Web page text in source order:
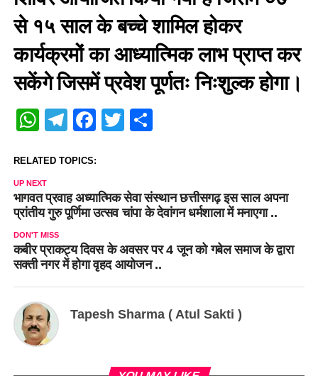
से १५ साल के बच्चे शामिल होकर
कार्यक्रमों का आध्यात्मिक लाभ प्राप्त कर
सकेंगे जिसमें प्रवेश पूर्णतः निःशुल्क होगा।
WhatsApp
Telegram
Facebook
Twitter
Share
RELATED TOPICS:
UP NEXT
भागवत प्रवाह अध्यात्मिक सेवा संस्थान छत्तीसगढ़ इस साल अपना
प्रांतीय गुरु पूर्णिमा उत्सव चांपा के देवांगन धर्मशाला में मनाएगा ..
DON'T MISS
कबीर प्राकट्य दिवस के अवसर पर 4 जून को गबेल समाज के द्वारा
सक्ती नगर में होगा वृहद आयोजन ..
Tapesh Sharma ( Atul Sakti )